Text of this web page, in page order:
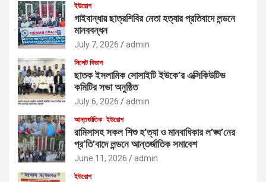
ইউরোপ
গাইবান্ধায় ছাত্রশিবির নেতা হত্যার প্রতিবাদে লন্ডনে
মানববন্ধন
July 7, 2026 admin
সিলেট বিভাগ
ছাতক ইসলামিক সোসাইটি ইউকে’র এক্সিকিউটিভ
কমিটির সভা অনুষ্ঠিত
July 6, 2026 admin
আন্তর্জাতিক ইউরোপ
রামিসাসহ সকল শিশু হ’ত্যা ও মানবাধিকার ল’ঙ্ঘ’নের
প্র’তি’বাদে লন্ডনে আন্তর্জাতিক সমাবেশ
June 11, 2026 admin
ইউরোপ